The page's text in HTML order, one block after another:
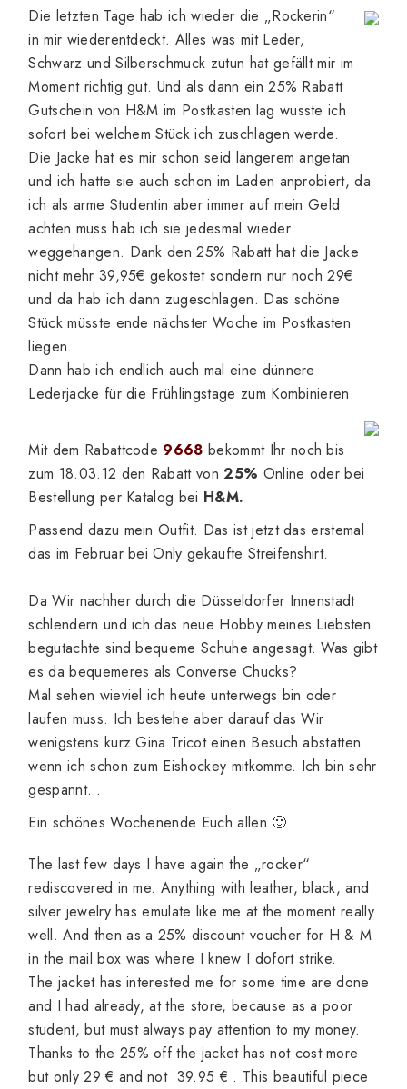
Die letzten Tage hab ich wieder die „Rockerin“
in mir wiederentdeckt. Alles was mit Leder,
Schwarz und Silberschmuck zutun hat gefällt mir im
Moment richtig gut. Und als dann ein 25% Rabatt
Gutschein von H&M im Postkasten lag wusste ich
sofort bei welchem Stück ich zuschlagen werde.
Die Jacke hat es mir schon seid längerem angetan
und ich hatte sie auch schon im Laden anprobiert, da
ich als arme Studentin aber immer auf mein Geld
achten muss hab ich sie jedesmal wieder
weggehangen. Dank den 25% Rabatt hat die Jacke
nicht mehr 39,95€ gekostet sondern nur noch 29€
und da hab ich dann zugeschlagen. Das schöne
Stück müsste ende nächster Woche im Postkasten
liegen.
Dann hab ich endlich auch mal eine dünnere
Lederjacke für die Frühlingstage zum Kombinieren.
Mit dem Rabattcode 9668 bekommt Ihr noch bis
zum 18.03.12 den Rabatt von25% Online oder bei
Bestellung per Katalog bei H&M.
Passend dazu mein Outfit. Das ist jetzt das erstemal
das im Februar bei Only gekaufte Streifenshirt.
Da Wir nachher durch die Düsseldorfer Innenstadt
schlendern und ich das neue Hobby meines Liebsten
begutachte sind bequeme Schuhe angesagt. Was gibt
es da bequemeres als Converse Chucks?
Mal sehen wieviel ich heute unterwegs bin oder
laufen muss. Ich bestehe aber darauf das Wir
wenigstens kurz Gina Tricot einen Besuch abstatten
wenn ich schon zum Eishockey mitkomme. Ich bin sehr
gespannt…
Ein schönes Wochenende Euch allen 🙂
The last few days I have again the „rocker“
rediscovered in me. Anything with leather,black, and
silver jewelry has emulate like me at the moment really
well.And then as a 25%discount voucher for H & M
in the mail box was where I knew I dofort strike.
The jacket has interested me for some time are done
and I had already, at the store, because as a poor
student, but must always pay attention to my money.
Thanks to the 25% off the jacket has not cost more
but only 29 € and not 39.95 € . This beautiful piece